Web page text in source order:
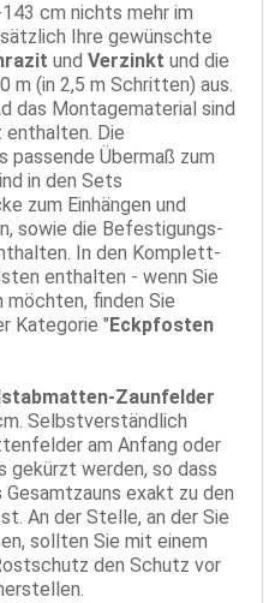
cm nichts mehr im
Ihre gewünschte
und Verzinkt und die
m (in 2,5 m Schritten) aus.
das Montagematerial sind
Die
passende Übermaß zum
in den Sets
zum Einhängen und
sowie die Befestigungs-
In den Komplett-
enthalten - wenn Sie
möchten, finden Sie
Kategorie " Eckpfosten
Zaunfelder
Selbstverständlich
am Anfang oder
gekürzt werden, so dass
exakt zu den
An der Stelle, an der Sie
sollten Sie mit einem
den Schutz vor